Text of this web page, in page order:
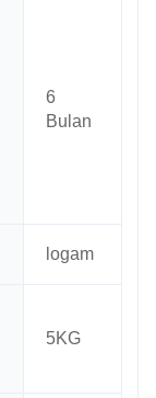
6
Bulan
logam
5KG